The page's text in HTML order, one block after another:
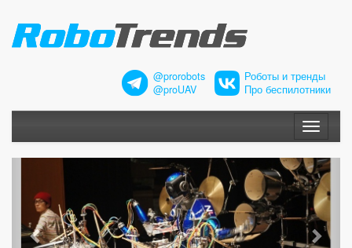
@prorobots
@proUAV
Роботы и тренды
Про беспилотники
Меню